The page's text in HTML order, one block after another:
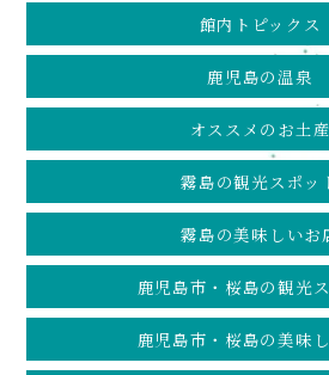
館内トピックス
鹿児島の温泉
オススメのお土産
霧島の観光スポッ
霧島の美味しいお
鹿児島市・桜島の観光
鹿児島市・桜島の美味